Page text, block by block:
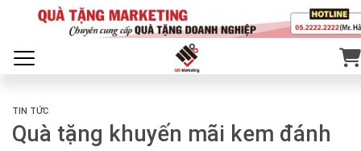
TIN TỨC
Quà tặng khuyến mãi kem đánh